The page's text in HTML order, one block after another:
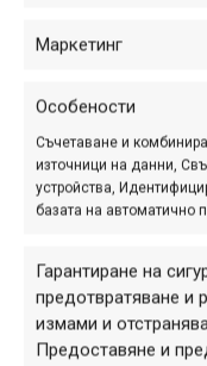
Маркетинг
Особености
Съчетаване и
източници на данни,
устройства,
базата на автоматично
Гарантиране на
предотвратяване и
измами и
Предоставяне и
ПАРТНЬОРИ